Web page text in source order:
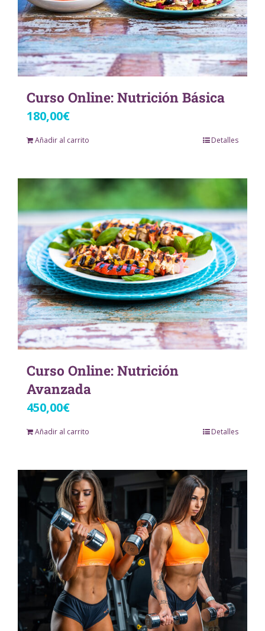
Curso Online: Nutrición Básica
180,00€
Añadir al carrito Detalles
Curso Online: Nutrición
Avanzada
450,00€
Añadir al carrito Detalles